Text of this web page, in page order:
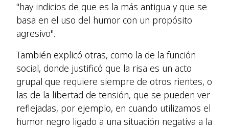
"hay indicios de que es la más antigua y que se
basa en el uso del humor con un propósito
agresivo".
También explicó otras, como la de la función
social, donde justificó que la risa es un acto
grupal que requiere siempre de otros rientes, o
las de la libertad de tensión, que se pueden ver
reflejadas, por ejemplo, en cuando utilizamos el
humor negro ligado a una situación negativa a la